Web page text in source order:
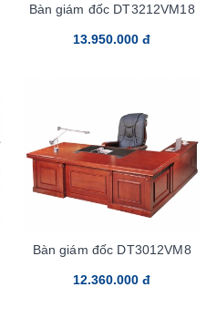
Bàn giám đốc DT3212VM18
13.950.000 đ
Bàn giám đốc DT3012VM8
12.360.000 đ